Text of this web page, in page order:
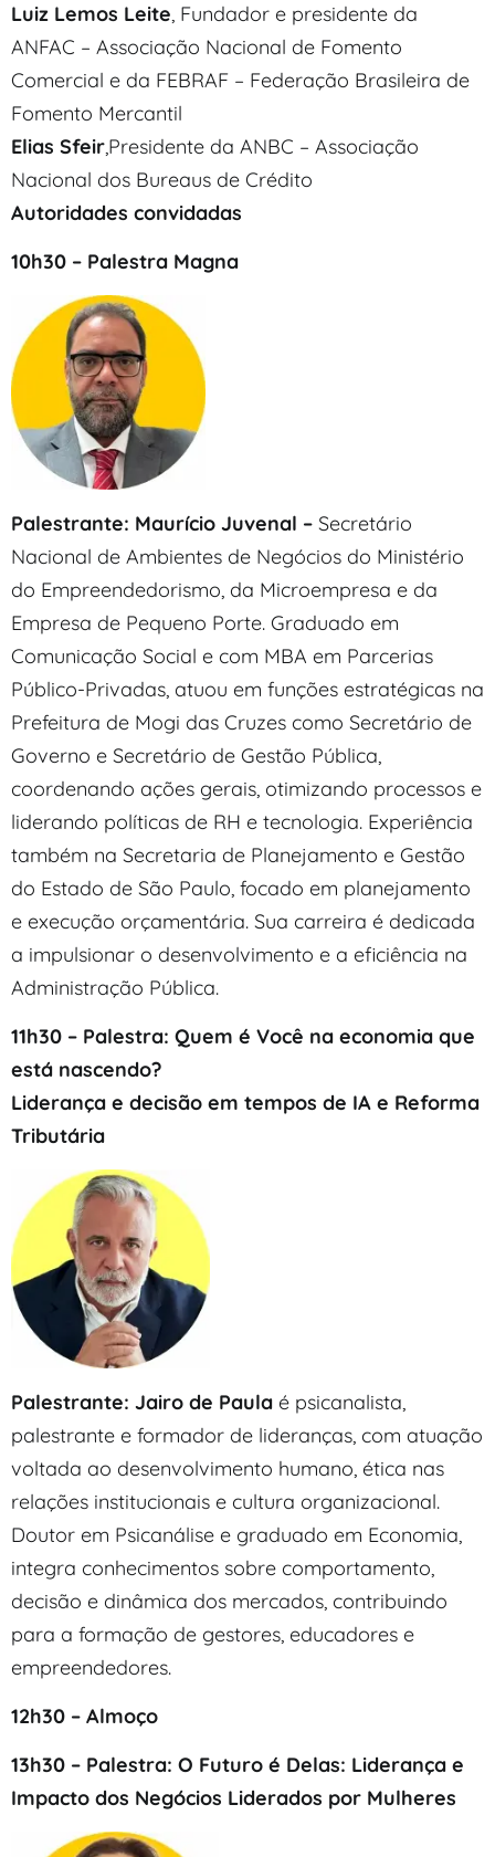
Luiz Lemos Leite, Fundador e presidente da
ANFAC – Associação Nacional de Fomento
Comercial e da FEBRAF – Federação Brasileira de
Fomento Mercantil
Elias Sfeir,Presidente da ANBC – Associação
Nacional dos Bureaus de Crédito
Autoridades convidadas
10h30 – Palestra Magna
Palestrante: Maurício Juvenal – Secretário
Nacional de Ambientes de Negócios do Ministério
do Empreendedorismo, da Microempresa e da
Empresa de Pequeno Porte. Graduado em
Comunicação Social e com MBA em Parcerias
Público-Privadas, atuou em funções estratégicas na
Prefeitura de Mogi das Cruzes como Secretário de
Governo e Secretário de Gestão Pública,
coordenando ações gerais, otimizando processos e
liderando políticas de RH e tecnologia. Experiência
também na Secretaria de Planejamento e Gestão
do Estado de São Paulo, focado em planejamento
e execução orçamentária. Sua carreira é dedicada
a impulsionar o desenvolvimento e a eficiência na
Administração Pública.
11h30 – Palestra: Quem é Você na economia que
está nascendo?
Liderança e decisão em tempos de IA e Reforma
Tributária
Palestrante: Jairo de Paula é psicanalista,
palestrante e formador de lideranças, com atuação
voltada ao desenvolvimento humano, ética nas
relações institucionais e cultura organizacional.
Doutor em Psicanálise e graduado em Economia,
integra conhecimentos sobre comportamento,
decisão e dinâmica dos mercados, contribuindo
para a formação de gestores, educadores e
empreendedores.
12h30 – Almoço
13h30 – Palestra: O Futuro é Delas: Liderança e
Impacto dos Negócios Liderados por Mulheres